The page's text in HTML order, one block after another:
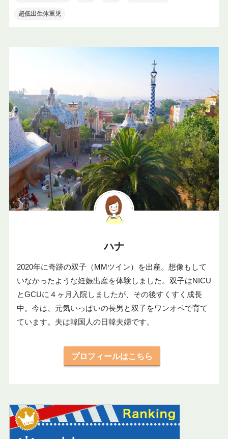
超低出生体重児
ハナ
2020年に奇跡の双子（MMツイン）を出産。想像もして
いなかったような妊娠出産を体験しました。双子はNICU
とGCUに４ヶ月入院しましたが、その後すくすく成長
中。今は、元気いっぱいの長男と双子をワンオペで育て
ています。夫は韓国人の日韓夫婦です。
プロフィールはこちら